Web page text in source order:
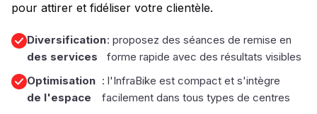
pour attirer et fidéliser votre clientèle.
Diversification
des services
: proposez des séances de remise en
forme rapide avec des résultats visibles
Optimisation
de l'espace
: l'InfraBike est compact et s'intègre
facilement dans tous types de centres